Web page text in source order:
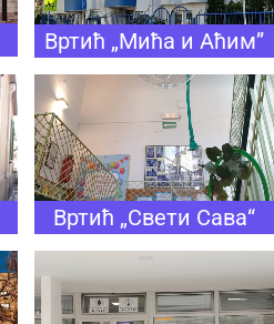
Вртић „Мића и Аћим”
Вртић „Свети Сава“